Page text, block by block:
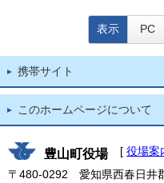
表示 PC
携帯サイト
このホームページについて
豊山町役場 [ 役場案
〒480-0292 愛知県西春日井